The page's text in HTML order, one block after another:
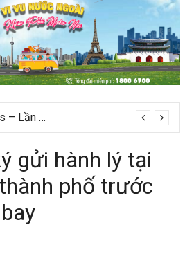
Du lịch Maldives – Lần đầu nên đi đâu, chơi gì?
gửi hành lý tại
phố trước